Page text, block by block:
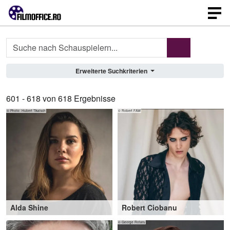
Profilsuche
Erweiterte Suchkriterien
601 - 618 von 618 Ergebnisse
© Photo: Hubert Tikatsch
19-32 Jahre
actors + models republic
Alda Shine
© Robert FAW
21-24 Jahre,Rome (IT)
Fashion Art Wise
Robert Ciobanu
© George Rotaru